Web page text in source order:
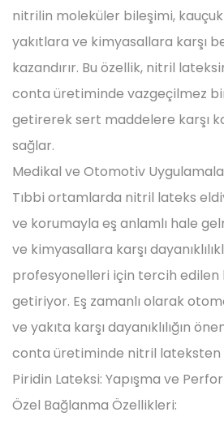
nitrilin moleküler bileşimi,
yakıtlara ve kimyasallara karşı
kazandırır. Bu özellik, nitril
conta üretiminde vazgeçilmez
getirerek sert maddelere karşı
sağlar.
Medikal ve Otomotiv
Tıbbi ortamlarda nitril lateks
ve korumayla eş anlamlı hale
ve kimyasallara karşı
profesyonelleri için tercih edilen
getiriyor. Eş zamanlı olarak
ve yakıta karşı dayanıklılığın
conta üretiminde nitril lateksten
Piridin Lateksi: Yapışma ve
Özel Bağlanma Özellikleri: